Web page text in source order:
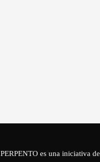
es una iniciativa de